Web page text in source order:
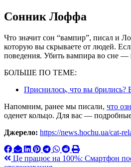
Сонник Лоффа
Что значит сон “вампир”, писал и
которую вы скрываете от людей.
поведения. Убить вампира во сне
БОЛЬШЕ ПО ТЕМЕ:
Приснилось, что вы брились?
Напомним, ранее мы писали, что
оденет кольцо. Для вас —
Джерело: https://news.hochu.ua/cat-
Навигация
Це працює на 100%: Смартфон